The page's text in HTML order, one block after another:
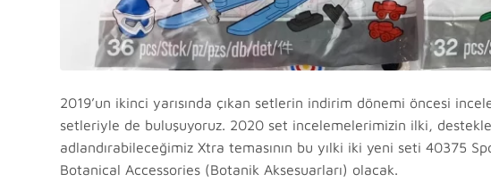
2019’un ikinci yarısında çıkan setlerin indirim dönemi öncesi
setleriyle de buluşuyoruz. 2020 set incelemelerimizin ilki,
adlandırabileceğimiz Xtra temasının bu yılki iki yeni seti 40375
Botanical Accessories (Botanik Aksesuarları) olacak.